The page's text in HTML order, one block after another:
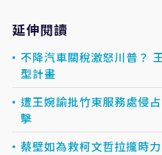
延伸閱讀
不降汽車關稅激怒川普？
型計畫
遭王婉諭批竹東服務處侵
擊
蔡壁如為救柯文哲拉攏時